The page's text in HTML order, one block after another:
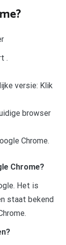
.
versie: Klik
browser
Chrome.
Chrome?
Het is
staat bekend